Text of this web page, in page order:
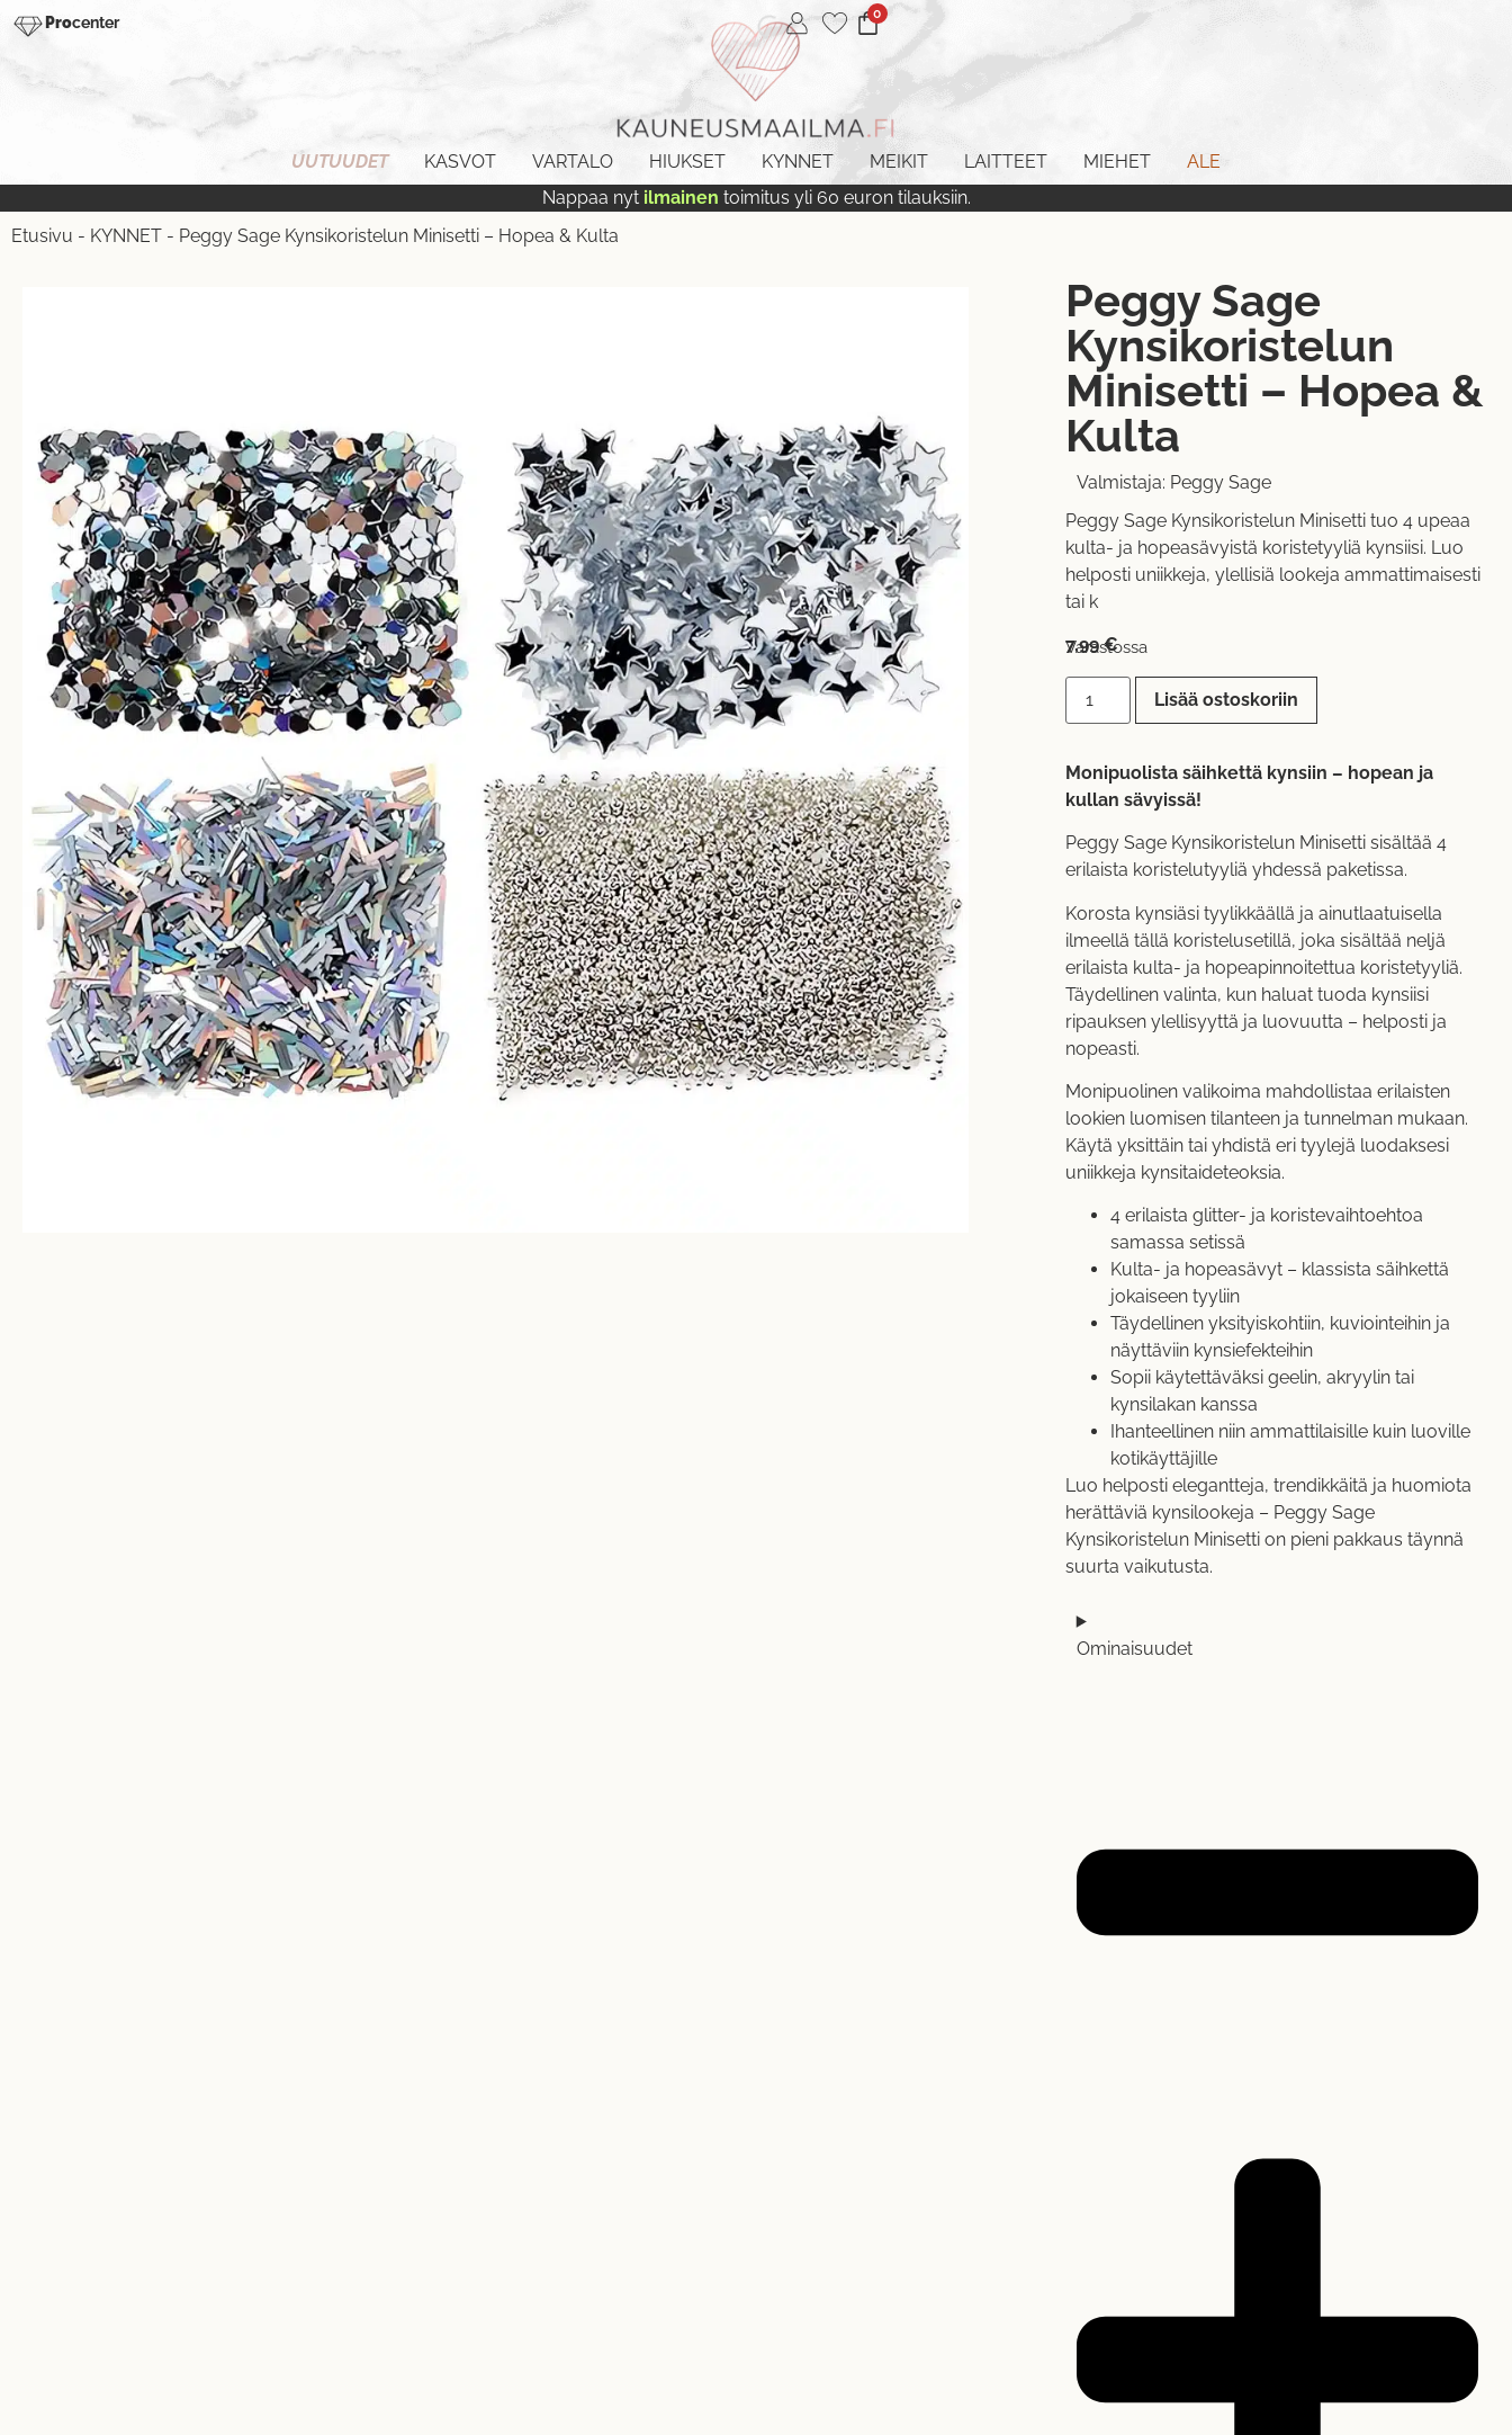
Procenter 0
UUTUUDET KASVOT VARTALO HIUKSET KYNNET MEIKIT LAITTEET MIEHET
ALE
Nappaa nyt ilmainen toimitus yli 60 euron tilauksiin.
Etusivu - KYNNET - Peggy Sage Kynsikoristelun Minisetti – Hopea & Kulta
Peggy Sage
Kynsikoristelun
Minisetti – Hopea &
Kulta
Valmistaja: Peggy Sage
Peggy Sage Kynsikoristelun Minisetti tuo 4 upeaa
kulta- ja hopeasävyistä koristetyyliä kynsiisi. Luo
helposti uniikkeja, ylellisiä lookeja ammattimaisesti
tai k
7,99€
Varastossa
Lisää ostoskoriin
Monipuolista säihkettä kynsiin – hopean ja
kullan sävyissä!
Peggy Sage Kynsikoristelun Minisetti sisältää 4
erilaista koristelutyyliä yhdessä paketissa.
Korosta kynsiäsi tyylikkäällä ja ainutlaatuisella
ilmeellä tällä koristelusetillä, joka sisältää neljä
erilaista kulta- ja hopeapinnoitettua koristetyyliä.
Täydellinen valinta, kun haluat tuoda kynsiisi
ripauksen ylellisyyttä ja luovuutta – helposti ja
nopeasti.
Monipuolinen valikoima mahdollistaa erilaisten
lookien luomisen tilanteen ja tunnelman mukaan.
Käytä yksittäin tai yhdistä eri tyylejä luodaksesi
uniikkeja kynsitaideteoksia.
4 erilaista glitter- ja koristevaihtoehtoa
samassa setissä
Kulta- ja hopeasävyt – klassista säihkettä
jokaiseen tyyliin
Täydellinen yksityiskohtiin, kuviointeihin ja
näyttäviin kynsiefekteihin
Sopii käytettäväksi geelin, akryylin tai
kynsilakan kanssa
Ihanteellinen niin ammattilaisille kuin luoville
kotikäyttäjille
Luo helposti elegantteja, trendikkäitä ja huomiota
herättäviä kynsilookeja – Peggy Sage
Kynsikoristelun Minisetti on pieni pakkaus täynnä
suurta vaikutusta.
Ominaisuudet